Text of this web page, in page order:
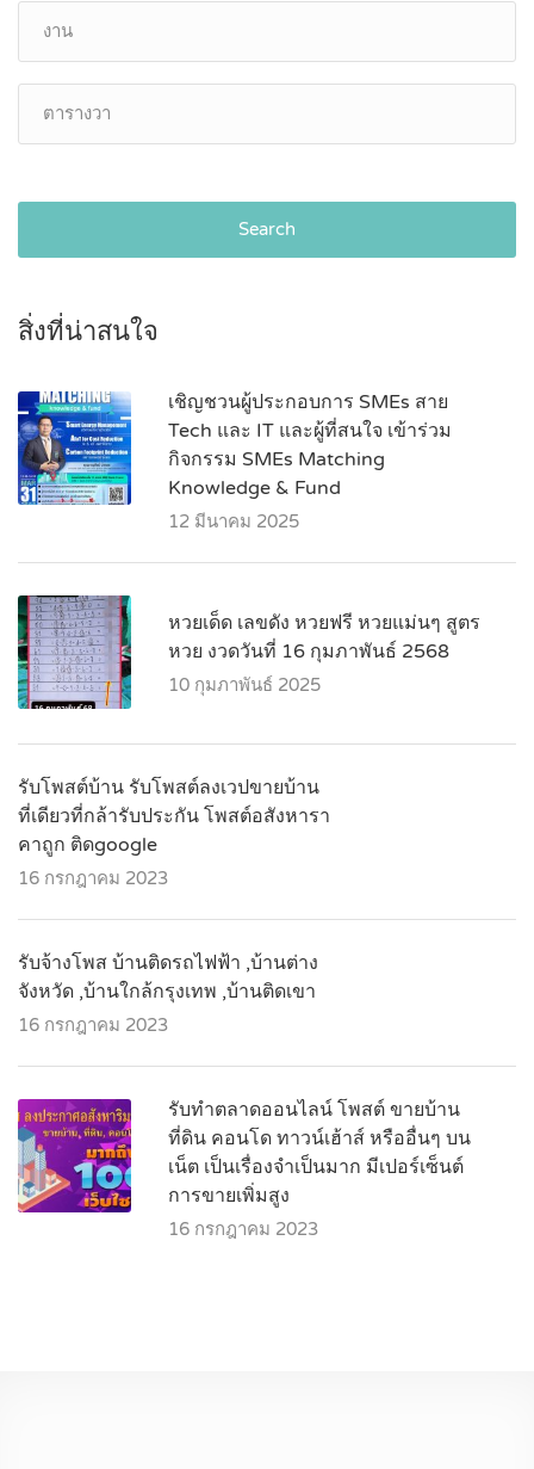
Search
สิ่งที่น่าสนใจ
เชิญชวนผู้ประกอบการ SMEs สาย
Tech และ IT และผู้ที่สนใจ เข้าร่วม
กิจกรรม SMEs Matching
Knowledge & Fund
12 มีนาคม 2025
หวยเด็ด เลขดัง หวยฟรี หวยแม่นๆ สูตร
หวย งวดวันที่ 16 กุมภาพันธ์ 2568
10 กุมภาพันธ์ 2025
รับโพสต์บ้าน รับโพสต์ลงเวปขายบ้าน
ที่เดียวที่กล้ารับประกัน โพสต์อสังหารา
คาถูก ติดgoogle
16 กรกฎาคม 2023
รับจ้างโพส บ้านติดรถไฟฟ้า ,บ้านต่าง
จังหวัด ,บ้านใกล้กรุงเทพ ,บ้านติดเขา
16 กรกฎาคม 2023
รับทำตลาดออนไลน์ โพสต์ ขายบ้าน
ที่ดิน คอนโด ทาวน์เฮ้าส์ หรืออื่นๆ บน
เน็ต เป็นเรื่องจำเป็นมาก มีเปอร์เซ็นต์
การขายเพิ่มสูง
16 กรกฎาคม 2023